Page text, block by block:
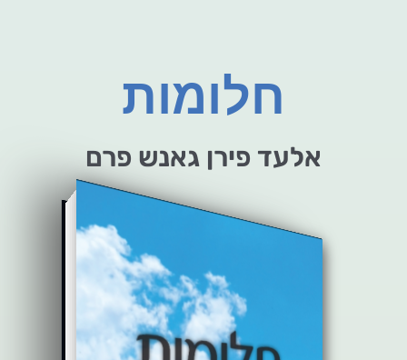
חלומות
אלעד פירן גאנש פרם